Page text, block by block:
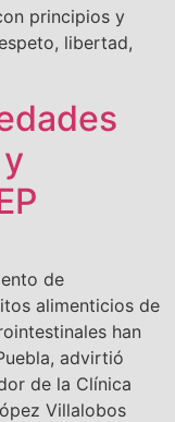
principios y
libertad,
de
alimenticios de
han
advirtió
de la Clínica
Villalobos